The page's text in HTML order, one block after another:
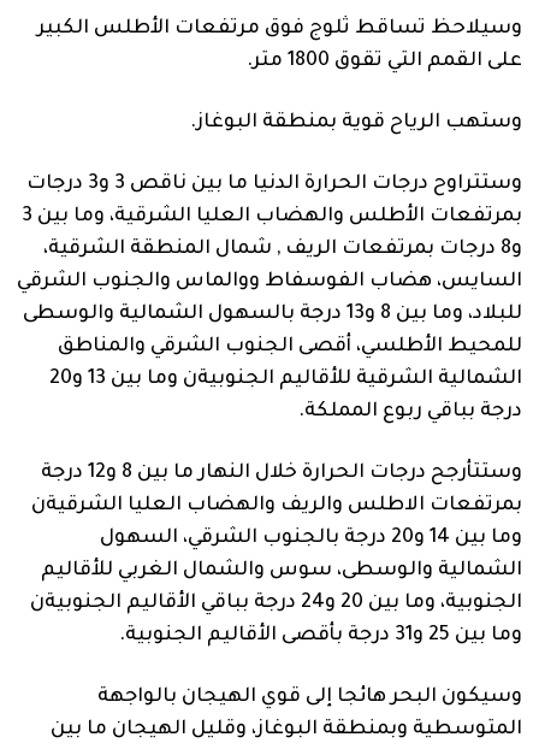
وسيلاحظ تساقط ثلوج فوق مرتفعات الأطلس الكبير
على القمم التي تقوق 1800 متر.
وستهب الرياح قوية بمنطقة البوغاز.
وستتراوح درجات الحرارة الدنيا ما بين ناقص 3 و3 درجات
بمرتفعات الأطلس والهضاب العليا الشرقية، وما بين 3
و8 درجات بمرتفعات الريف , شمال المنطقة الشرقية،
السايس، هضاب الفوسفاط ووالماس والجنوب الشرقي
للبلاد، وما بين 8 و13 درجة بالسهول الشمالية والوسطى
للمحيط الأطلسي، أقصى الجنوب الشرقي والمناطق
الشمالية الشرقية للأقاليم الجنوبيةن وما بين 13 و20
درجة بباقي ربوع المملكة.
وستتأرجح درجات الحرارة خلال النهار ما بين 8 و12 درجة
بمرتفعات الاطلس والريف والهضاب العليا الشرقيةن
وما بين 14 و20 درجة بالجنوب الشرقي، السهول
الشمالية والوسطى، سوس والشمال الغربي للأقاليم
الجنوبية، وما بين 20 و24 درجة بباقي الأقاليم الجنوبيةن
وما بين 25 و31 درجة بأقصى الأقاليم الجنوبية.
وسيكون البحر هائجا إلى قوي الهيجان بالواجهة
المتوسطية وبمنطقة البوغاز، وقليل الهيجان ما بين